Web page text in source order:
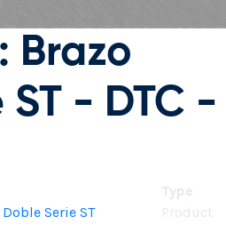
Brazo
- DTC -
Type
Serie ST
Product